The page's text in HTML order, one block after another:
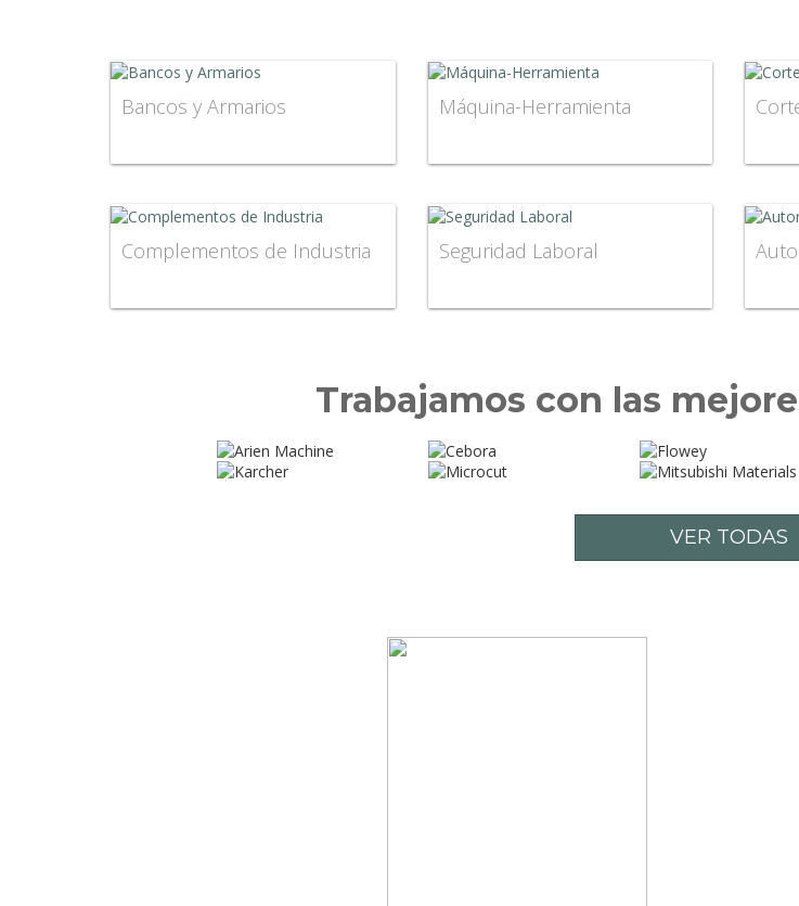
Bancos y Armarios Máquina-Herramienta
Complementos de Industria Seguridad Laboral
Trabajamos con las
VER TODAS